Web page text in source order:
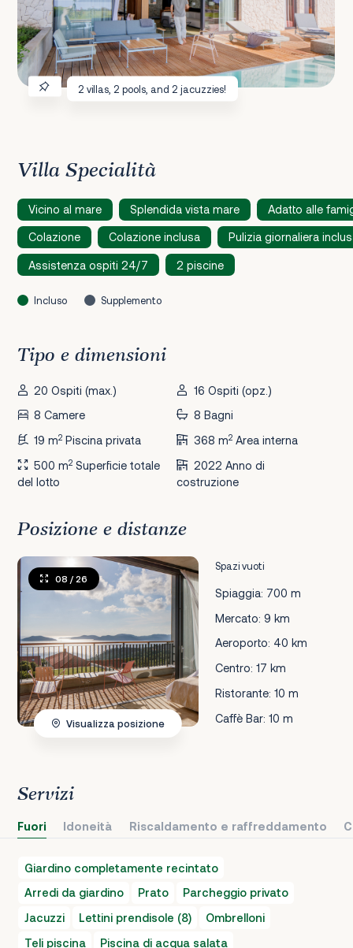
2 villas, 2 pools, and 2 jacuzzies!
Villa Specialità
Vicino al mare Splendida vista mare Adatto alle
Colazione Colazione inclusa Pulizia giornaliera
Assistenza ospiti 24/7 2 piscine
Incluso Supplemento
Tipo e dimensioni
20 Ospiti (max.)
16 Ospiti (opz.)
8 Camere
8 Bagni
19 m2 Piscina privata 368 m2Area interna
500 m2 Superficie totale
del lotto
2022 Anno di
costruzione
Posizione e distanze
Spazi vuoti
Spiaggia: 700 m
Mercato: 9 km
Aeroporto: 40 km
Centro: 17 km
Ristorante: 10 m
Caffè Bar: 10 m
08 / 26
Visualizza posizione
Servizi
Fuori Idoneità Riscaldamento e raffreddamento
Giardino completamente recintato
Arredi da giardino
Prato
Parcheggio privato
Jacuzzi
Lettini prendisole (8)
Ombrelloni
Teli piscina
Piscina di acqua salata